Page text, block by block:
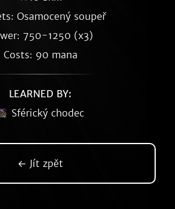
Osamocený soupeř
750-1250 (x3)
Costs: 90 mana
LEARNED BY:
Sférický chodec
← Jít zpět